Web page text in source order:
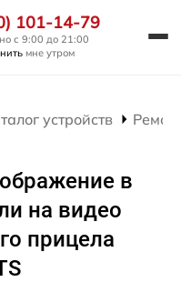
101-14-79
с 9:00 до 21:00
мне утром
устройств
в
на видео
прицела